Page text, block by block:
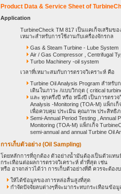
Product Data & Service Sheet of
Application
TurbineCheck TM 817 เป็นแคเก็จเสริมข
เหมาะสำหรับการใช้งานกับเครื่องจักรกล
Gas & Steam Turbine - Lube System
Air / Gas Compressor , Centrifugal
Turbo Machinery -oil system
เวลาที่เหมาะสมกับการตรวจวิเคราะห์ คือ
Turbine Oil Analysis Program สำหรั
เดินในภาวะ /แบบวิกฤต ( critical
และ ทุกครึ่งปี หรือ หนึ่งปี เป็นการตรวจ
Analysis -Monitoring (TOA-M) แพ็กเ
เพื่อควบคุม ประเมิน คุณภาพ ประสิทธิ
Semi-Annual Period Testing , Annual
Monitoring (TOA-M) แพ็กเก็จ
semi-annual and annual Turbine Oil
การเก็บตัวอย่าง (Oil Sampling)
โดยหลักการที่ถูกต้อง ตัวอย่างน้ำมันต้องเป็นตัวแท
กระเทือนต่อผลการตรวจวิเคราะห์ ต่ำที่สุด เช่น
หรือ อาจกล่าวได้ว่า การเก็บตัวอย่างที่ดี ควรจะต้อง
ให้ได้ข้อมูลของการหล่อลื่นสูงที่สุด
กำจัดปัจจัยลบต่างๆที่จะมากระทบกระเทือนข้อ